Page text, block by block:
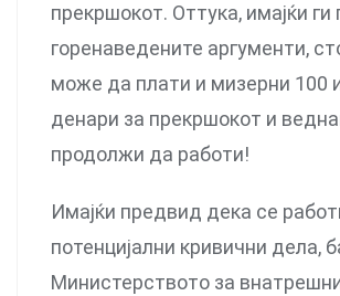
прекршокот. Оттука, имајќи
горенаведените аргументи,
може да плати и мизерни 100
денари за прекршокот и
продолжи да работи!
Имајќи предвид дека се
потенцијални кривични дела,
Министерството за